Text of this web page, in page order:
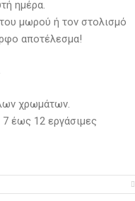
ημέρα.
μωρού ή τον στολισμό
αποτέλεσμα!
χρωμάτων.
έως 12 εργάσιμες